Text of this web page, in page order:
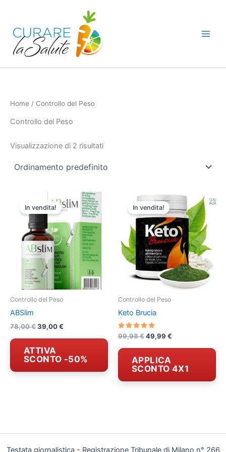
contenuto
Home / Controllo del Peso
Controllo del Peso
Visualizzazione di 2 risultati
In vendita!
Controllo del Peso
ABSlim
78,00€Il
era:
78,00 €.
39,00€
39,00 €.
ATTIVA
SCONTO -50%
In vendita!
Controllo del Peso
Keto Brucia
Valutato
5.00
su 5
99,98€Il
era:
99,98 €.
49,99 €
49,99 €.
APPLICA
SCONTO 4X1
Testata giornalistica - Registrazione Tribunale di Milano n° 266